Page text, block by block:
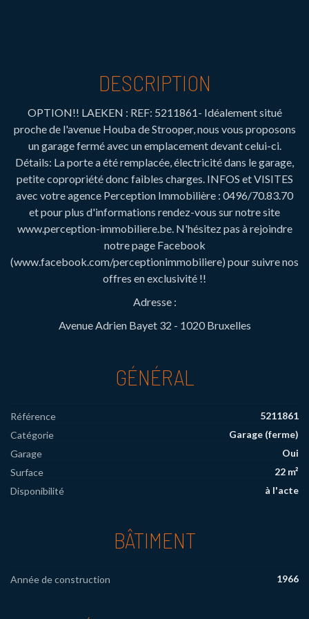
DESCRIPTION
OPTION!! LAEKEN : REF: 5211861- Idéalement situé
proche de l'avenue Houba de Strooper, nous vous proposons
un garage fermé avec un emplacement devant celui-ci.
Détails: La porte a été remplacée, électricité dans le garage,
petite copropriété donc faibles charges. INFOS et VISITES
avec votre agence Perception Immobilière : 0496/70.83.70
et pour plus d'informations rendez-vous sur notre site
www.perception-immobiliere.be. N'hésitez pas à rejoindre
notre page Facebook
(www.facebook.com/perceptionimmobiliere) pour suivre nos
offres en exclusivité !!
Adresse :
Avenue Adrien Bayet 32 - 1020 Bruxelles
GÉNÉRAL
Référence
5211861
Catégorie
Garage (ferme)
Garage
Oui
Surface
22 m²
Disponibilité
à l'acte
BÂTIMENT
Année de construction 1966